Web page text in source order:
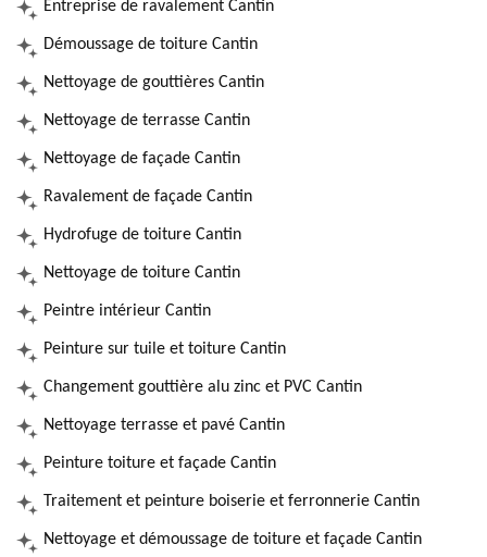
Entreprise de ravalement Cantin
Démoussage de toiture Cantin
Nettoyage de gouttières Cantin
Nettoyage de terrasse Cantin
Nettoyage de façade Cantin
Ravalement de façade Cantin
Hydrofuge de toiture Cantin
Nettoyage de toiture Cantin
Peintre intérieur Cantin
Peinture sur tuile et toiture Cantin
Changement gouttière alu zinc et PVC Cantin
Nettoyage terrasse et pavé Cantin
Peinture toiture et façade Cantin
Traitement et peinture boiserie et ferronnerie Cantin
Nettoyage et démoussage de toiture et façade Cantin